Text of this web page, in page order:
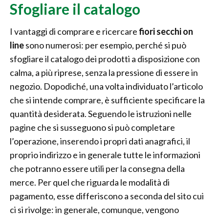
Sfogliare il catalogo
I vantaggi di comprare e ricercarefiori secchi on
linesono numerosi: per esempio, perché si può
sfogliare il catalogo dei prodotti a disposizione con
calma, a più riprese, senza la pressione di essere in
negozio. Dopodiché, una volta individuato l’articolo
che si intende comprare, è sufficiente specificare la
quantità desiderata. Seguendo le istruzioni nelle
pagine che si susseguono si può completare
l’operazione, inserendo i propri dati anagrafici, il
proprio indirizzo e in generale tutte le informazioni
che potranno essere utili per la consegna della
merce. Per quel che riguarda le modalità di
pagamento, esse differiscono a seconda del sito cui
ci si rivolge: in generale, comunque, vengono